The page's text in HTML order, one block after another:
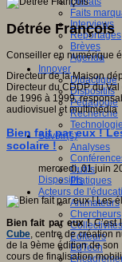
Faits
Interviews
Reportages
Brèves
Agenda
Innover
Didactique
Dispositifs
Pédagogie
Recherche
Savoir(s)
Analyses
Outils
Pratiques
Acteurs de
Animateurs
Chercheurs
Collectivités
Editeurs
EdTech
Détrée François
Conseiller en numérique
Directeur de la Maison
Directeur du CDDP du
de 1996 à 1999,
audiovisuel et multimédia
Bien fait par eux !
scolaire !
mercredi, 01 juin
Dispositifs
Bien fait par eux !C’est
Cube, centre de création
de la 9ème édition de son
cours de finalisation